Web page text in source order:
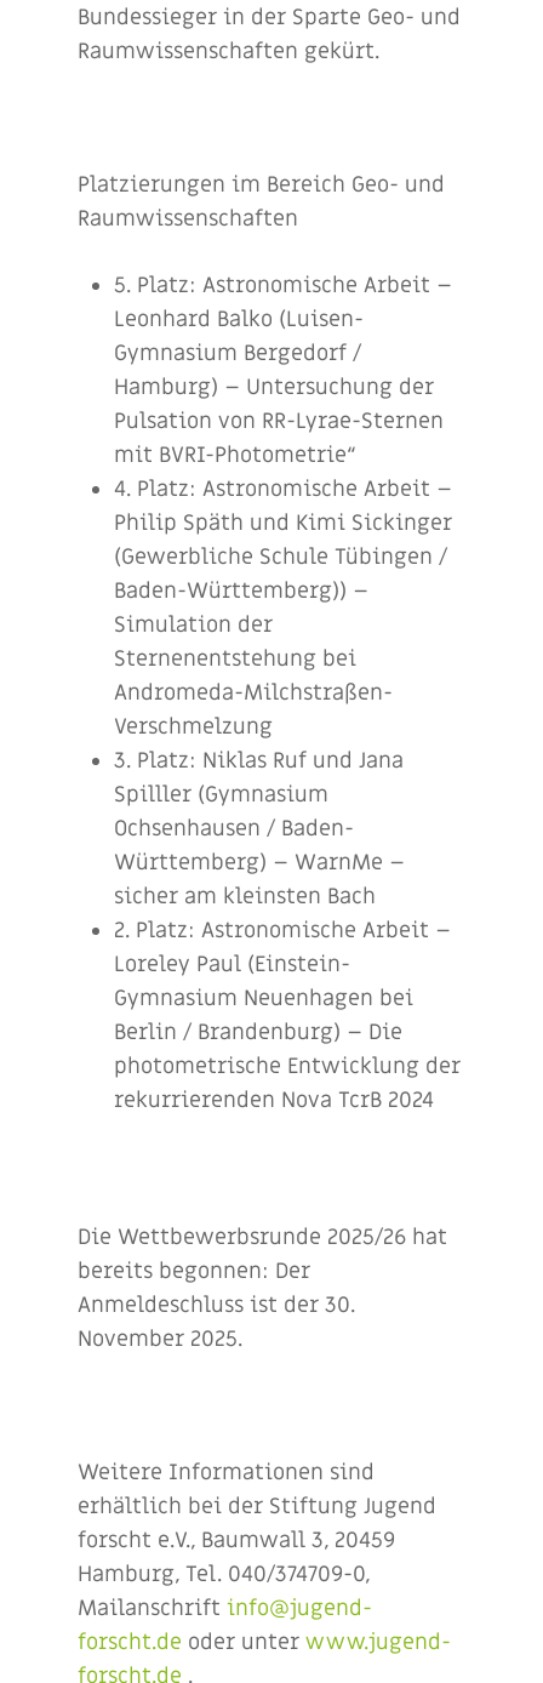
Bundessieger in der Sparte Geo- und
Raumwissenschaften gekürt.
Platzierungen im Bereich Geo- und
Raumwissenschaften
5. Platz: Astronomische Arbeit –
Leonhard Balko (Luisen-
Gymnasium Bergedorf /
Hamburg) – Untersuchung der
Pulsation von RR-Lyrae-Sternen
mit BVRI-Photometrie“
4. Platz: Astronomische Arbeit –
Philip Späth und Kimi Sickinger
(Gewerbliche Schule Tübingen /
Baden-Württemberg)) –
Simulation der
Sternenentstehung bei
Andromeda-Milchstraßen-
Verschmelzung
3. Platz: Niklas Ruf und Jana
Spilller (Gymnasium
Ochsenhausen / Baden-
Württemberg) – WarnMe –
sicher am kleinsten Bach
2. Platz: Astronomische Arbeit –
Loreley Paul (Einstein-
Gymnasium Neuenhagen bei
Berlin / Brandenburg) – Die
photometrische Entwicklung der
rekurrierenden Nova TcrB 2024
Die Wettbewerbsrunde 2025/26 hat
bereits begonnen: Der
Anmeldeschluss ist der 30.
November 2025.
Weitere Informationen sind
erhältlich bei der Stiftung Jugend
forscht e.V., Baumwall 3, 20459
Hamburg, Tel. 040/374709-0,
Mailanschrift info@jugend-
forscht.de oder unter www.jugend-
forscht.de .